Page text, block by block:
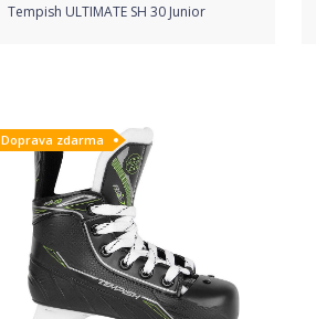
Tempish ULTIMATE SH 30 Junior
Detail produktu
Doprava zdarma